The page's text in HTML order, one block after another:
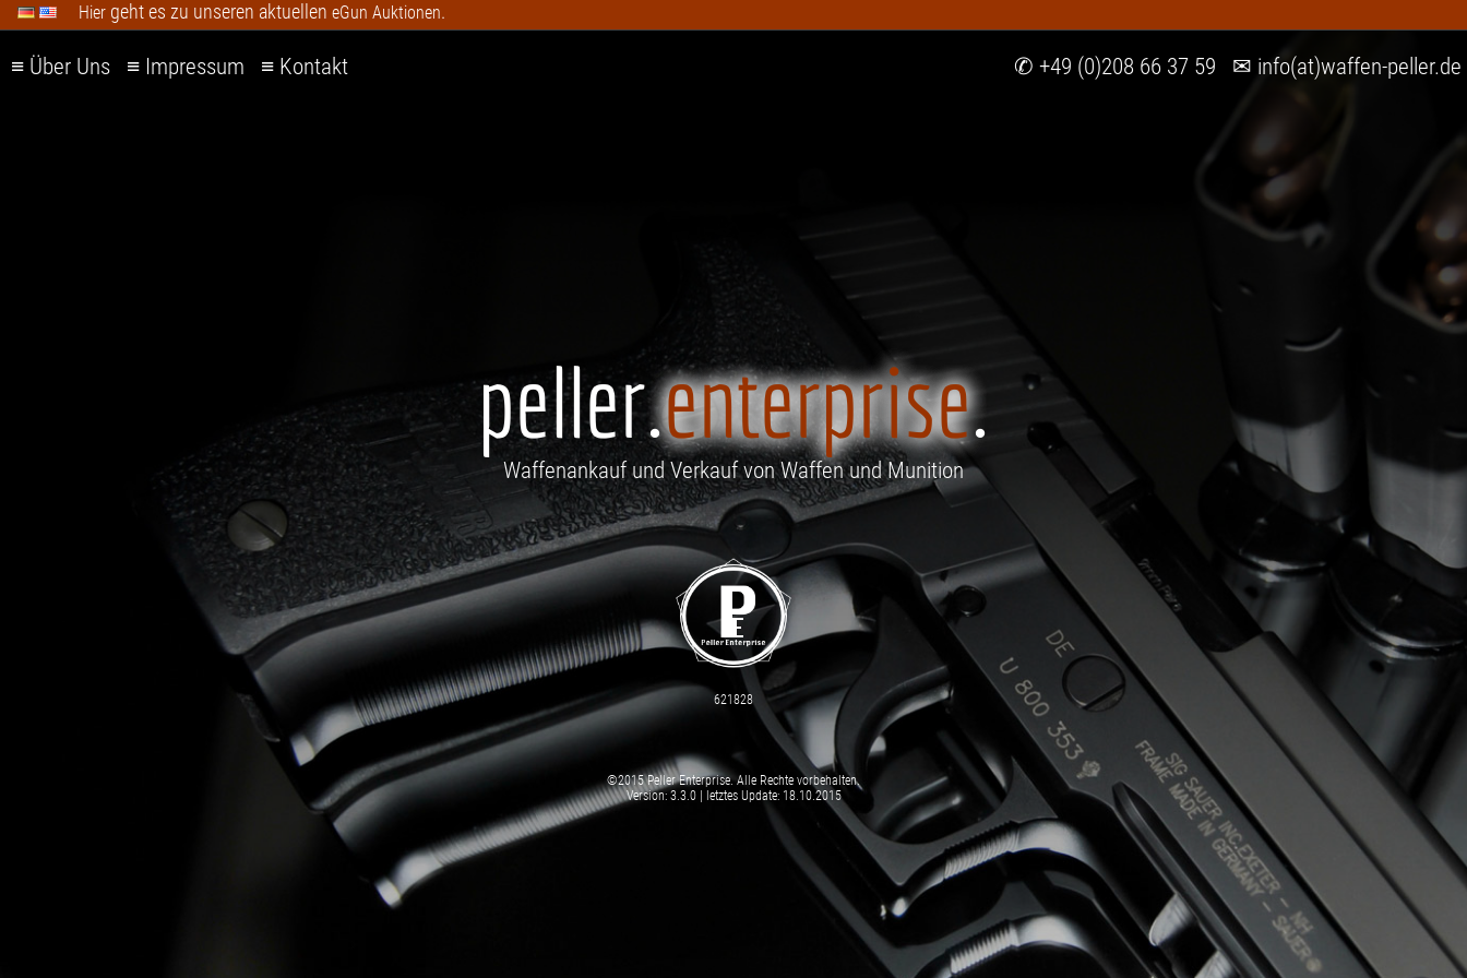
Hier geht es zu unseren aktuellen eGun Auktionen.
≡ Über Uns ≡ Impressum ≡ Kontakt ✆ +49 (0)208 66 37 59 ✉ info(at)waffen-peller.de
peller.enterprise.
Waffenankauf und Verkauf von Waffen und Munition
621828
©2015 Peller Enterprise. Alle Rechte vorbehalten.
Version: 3.3.0 | letztes Update: 18.10.2015